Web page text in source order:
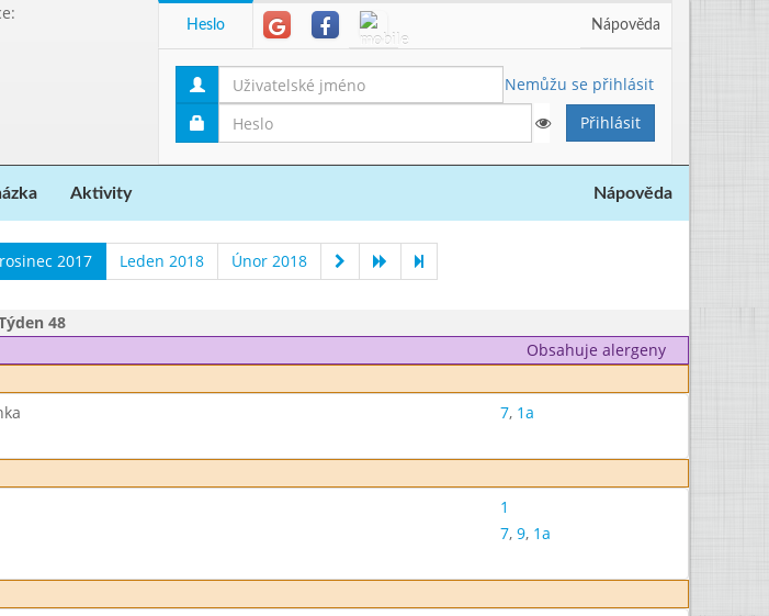
Heslo Nápověda
Nemůžu se přihlásit
Aktivity Nápověda
2017 Leden 2018 Únor 2018
48
Obsahuje alergeny
7, 1a
1
7, 9, 1a